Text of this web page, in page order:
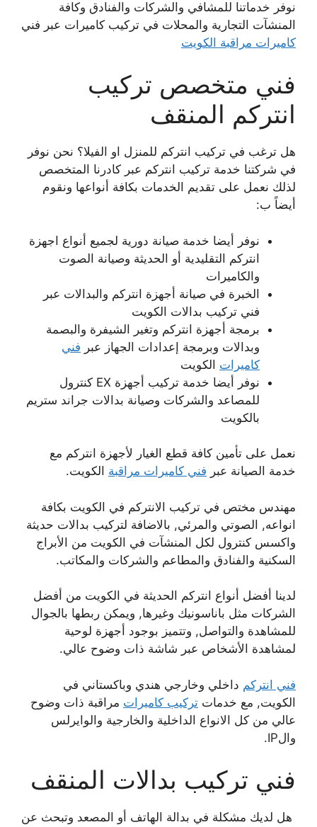
نوفر خدماتنا للمشافي والشركات والفنادق وكافة
المنشآت التجارية والمحلات في تركيب كاميرات عبر فني
كاميرات مراقبة الكويت
فني متخصص تركيب
انتركم المنقف
هل ترغب في تركيب انتركم للمنزل او الفيلا؟ نحن نوفر
في شركتنا خدمة تركيب انتركم عبر كادرنا المتخصص
لذلك نعمل على تقديم الخدمات بكافة أنواعها ونقوم
أيضاً ب:
نوفر أيضا خدمة صيانة دورية لجميع أنواع اجهزة
انتركم التقليدية أو الحديثة وصيانة الصوت
والكاميرات
الخبرة في صيانة أجهزة انتركم والبدالات عبر
فني تركيب بدالات الكويت
برمجة أجهزة انتركم وتغير الشيفرة والبصمة
وبدالات وبرمجة إعدادات الجهاز عبر فني
كاميرات الكويت
نوفر أيضا خدمة تركيب أجهزة EX كنترول
للمصاعد والشركات وصيانة بدالات جراند ستريم
بالكويت
نعمل على تأمين كافة قطع الغيار لأجهزة انتركم مع
خدمة الصيانة عبر فني كاميرات مراقبة الكويت.
مهندس مختص في تركيب الانتركم في الكويت بكافة
انواعه, الصوتي والمرئي, بالاضافة لتركيب بدالات حديثة
واكسس كنترول لكل المنشآت في الكويت من الأبراج
السكنية والفنادق والمطاعم والشركات والمكاتب.
لدينا أفضل أنواع انتركم الحديثة في الكويت من أفضل
الشركات مثل باناسونيك وغيرها, ويمكن ربطها بالجوال
للمشاهدة والتواصل, وتتميز بوجود أجهزة لوحية
لمشاهدة الأشخاص عبر شاشة ذات وضوح عالي.
فني انتركم داخلي وخارجي هندي وباكستاني في
الكويت, مع خدمات تركيب كاميرات مراقبة ذات وضوح
عالي من كل الانواع الداخلية والخارجية والوايرلس
والIP.
فني تركيب بدالات المنقف
هل لديك مشكلة في بدالة الهاتف أو المصعد وتبحث عن